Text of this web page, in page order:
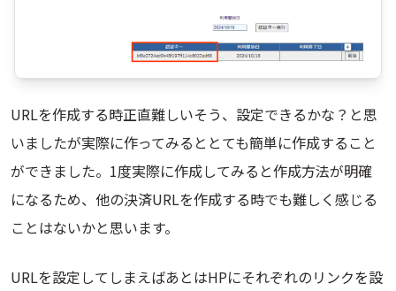
URLを作成する時正直難しいそう、設定できるかな？と思
いましたが実際に作ってみるととても簡単に作成すること
ができました。1度実際に作成してみると作成方法が明確
になるため、他の決済URLを作成する時でも難しく感じる
ことはないかと思います。
URLを設定してしまえばあとはHPにそれぞれのリンクを設